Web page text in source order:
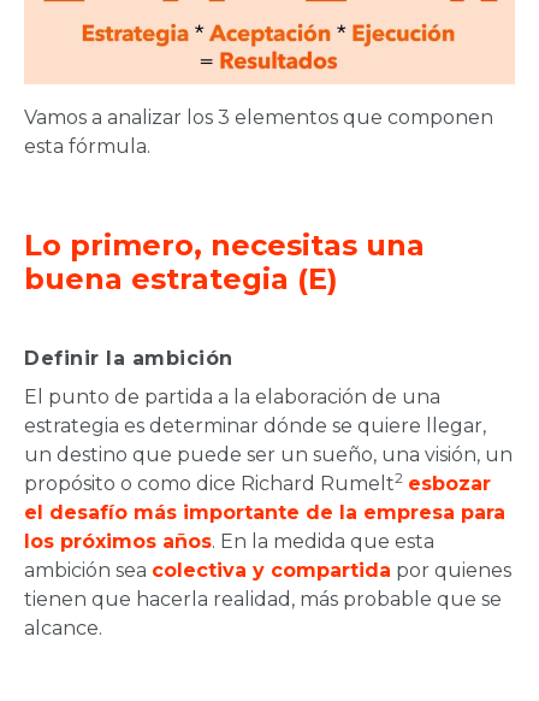
Vamos a analizar los 3 elementos que componen
esta fórmula.
Lo primero, necesitas una
buena estrategia (E)
Definir la ambición
El punto de partida a la elaboración de una
estrategia es determinar dónde se quiere llegar,
un destino que puede ser un sueño, una visión, un
propósito o como dice Richard Rumelt2 esbozar
el desafío más importante de la empresa para
los próximos años. En la medida que esta
ambición sea colectiva y compartida por quienes
tienen que hacerla realidad, más probable que se
alcance.